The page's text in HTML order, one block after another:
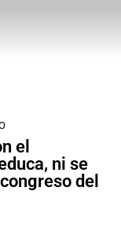
el
ni se
del